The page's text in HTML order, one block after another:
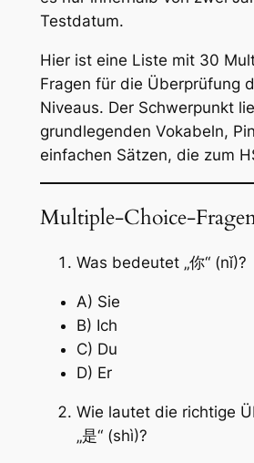
Testdatum.
Hier ist eine Liste mit 30
Fragen für die Überprüfung
Niveaus. Der Schwerpunkt
grundlegenden Vokabeln,
einfachen Sätzen, die zum
Multiple-Choice-
Was bedeutet „你“ (nǐ)?
A) Sie
B) Ich
C) Du
D) Er
Wie lautet die richtige
„是“ (shì)?